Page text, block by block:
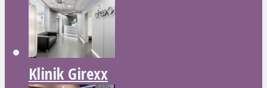
Klinik Girexx